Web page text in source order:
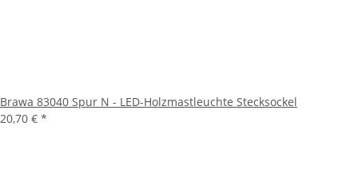
Brawa 83040 Spur N - LED-Holzmastleuchte Stecksockel
20,70 € *